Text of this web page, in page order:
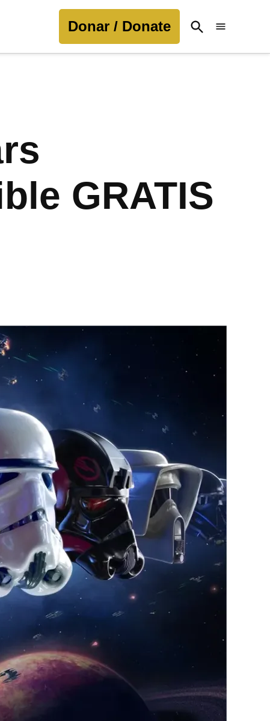
Donar / Donate
Open
Search
GRATIS